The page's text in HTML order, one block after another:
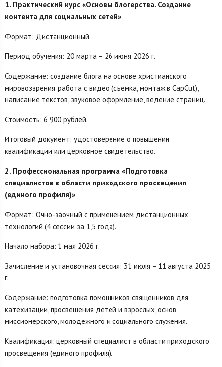
1. Практический курс «Основы блогерства. Создание
контента для социальных сетей»
Формат: Дистанционный.
Период обучения: 20 марта – 26 июня 2026 г.
Содержание: создание блога на основе христианского
мировоззрения, работа с видео (съемка, монтаж в CapCut),
написание текстов, звуковое оформление, ведение страниц.
Стоимость: 6 900 рублей.
Итоговый документ: удостоверение о повышении
квалификации или церковное свидетельство.
2. Профессиональная программа «Подготовка
специалистов в области приходского просвещения
(единого профиля)»
Формат: Очно-заочный с применением дистанционных
технологий (4 сессии за 1,5 года).
Начало набора: 1 мая 2026 г.
Зачисление и установочная сессия: 31 июля – 11 августа 2025
г.
Содержание: подготовка помощников священников для
катехизации, просвещения детей и взрослых, основ
миссионерского, молодежного и социального служения.
Квалификация: церковный специалист в области приходского
просвещения (единого профиля).